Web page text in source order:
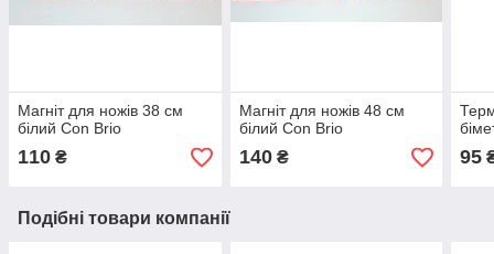
Магніт для ножів 38 см
білий Con Brio
110 ₴
Магніт для ножів 48 см
білий Con Brio
140₴ 95
Подібні товари компанії